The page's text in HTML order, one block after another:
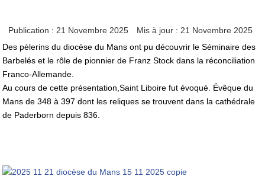
Publication : 21 Novembre 2025
Mis à jour : 21 Novembre 2025
Des pèlerins du diocèse du Mans ont pu découvrir le Séminaire des
Barbelés et le rôle de pionnier de Franz Stock dans la réconciliation
Franco-Allemande.
Au cours de cette présentation,Saint Liboire fut évoqué. Évêque du
Mans de 348 à 397 dont les reliques se trouvent dans la cathédrale
de Paderborn depuis 836.